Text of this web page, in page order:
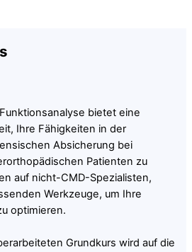
bietet eine
Ihre Fähigkeiten in der
Absicherung bei
Patienten zu
auf nicht-CMD-Spezialisten,
Werkzeuge, um Ihre
optimieren.
Grundkurs wird auf die